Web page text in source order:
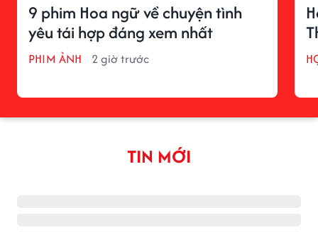
9 phim Hoa ngữ về chuyện tình
yêu tái hợp đáng xem nhất
PHIM ẢNH 2 giờ trước
TIN MỚI